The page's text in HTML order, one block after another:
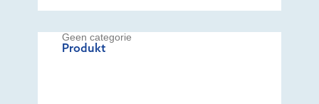
Geen categorie
Produkt